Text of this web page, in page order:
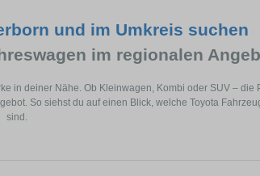
und im Umkreis suchen
im regionalen
in deiner Nähe. Ob Kleinwagen, Kombi oder SUV – die
So siehst du auf einen Blick, welche Toyota
sind.